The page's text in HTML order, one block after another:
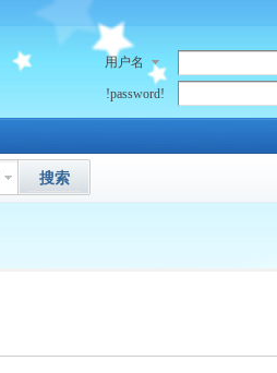
用户名
!password!
搜索